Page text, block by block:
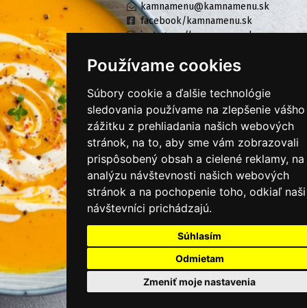
Používame cookies
Súbory cookie a ďalšie technológie
sledovania používame na zlepšenie vášho
zážitku z prehliadania našich webových
stránok, na to, aby sme vám zobrazovali
prispôsobený obsah a cielené reklamy, na
analýzu návštevnosti našich webových
stránok a na pochopenie toho, odkiaľ naši
návštevníci prichádzajú.
Súhlasím
Odmietam
Zmeniť moje nastavenia
kamnamenu@kamnamenu.sk
facebook/kamnamenu.sk
instagram/kamnamenu.sk
KONTAKTUJTE NÁS
PRIHLÁSIŤ SA DO ZÁKAZNÍCKEJ ZÓNY
Všeobecné obchodné podmienky
Ochrana osobných údajov
Cookies
Moje KamNaMenu
Pridať reštauráciu
Cenník balíkov